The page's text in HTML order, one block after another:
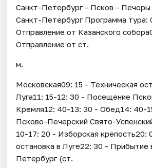
Санкт-Петербург - Псков -
Санкт-Петербург Программа тура:
Отправление от Казанского
Отправление от ст.
м.
Московская09: 15 - Техническая
Луга11: 15-12: 30 - Посещение
Кремля12: 40-13: 30 - Обед14: 40-
Псково-Печерский Свято-
10-17: 20 - Изборская крепость20:
остановка в Луге22: 30 - Прибытие
Петербург (ст.